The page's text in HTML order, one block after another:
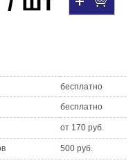
бесплатно
бесплатно
от 170 руб.
500 руб.